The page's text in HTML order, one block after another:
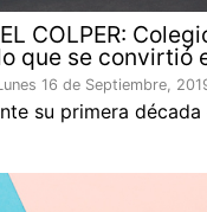
COLPER:
que se convirtió
16 de Septiembre,
su primera